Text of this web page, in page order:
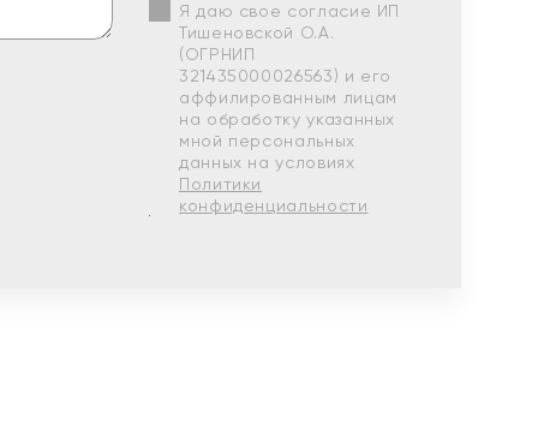
Я даю свое согласие ИП
Тишеновской О.А.
(ОГРНИП
321435000026563) и его
аффилированным лицам
на обработку указанных
мной персональных
данных на условиях
Политики
конфиденциальности